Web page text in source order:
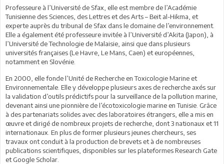
Professeure à l’Université de Sfax, elle est membre de l’Académie
Tunisienne des Sciences, des Lettres et des Arts – Beit al-Hikma, et
experte auprès du tribunal de Sfax dans le domaine de l’environnement.
Elle a également été professeure invitée à l’Université d’Akita (Japon), à
l’Université de Technologie de Malaisie, ainsi que dans plusieurs
universités françaises (Le Havre, Le Mans, Caen) et européennes,
notamment en Slovénie.
En 2000, elle fonde l’Unité de Recherche en Toxicologie Marine et
Environnementale. Elle y développe plusieurs axes de recherche axés sur
la validation d’outils prédictifs pour la surveillance de la pollution marine,
devenant ainsi une pionnière de l’écotoxicologie marine en Tunisie. Grâce
à des partenariats solides avec des laboratoires étrangers, elle a mis en
œuvre et dirigé de nombreux projets de recherche, dont 3 nationaux et 11
internationaux. En plus de former plusieurs jeunes chercheurs, ses
travaux ont conduit à la production de brevets et à de nombreuses
publications scientifiques, disponibles sur les plateformes Research Gate
et Google Scholar.